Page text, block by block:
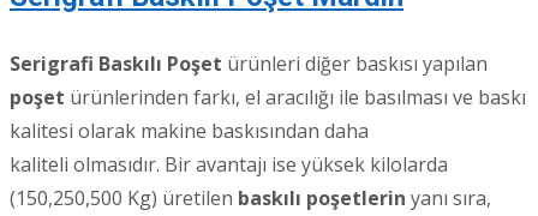
Serigrafi Baskılı Poşet ürünleri diğer baskısı yapılan
poşet ürünlerinden farkı, el aracılığı ile basılması ve baskı
kalitesi olarak makine baskısından daha
kaliteli olmasıdır. Bir avantajı ise yüksek kilolarda
(150,250,500 Kg) üretilen baskılı poşetlerin yanı sıra,